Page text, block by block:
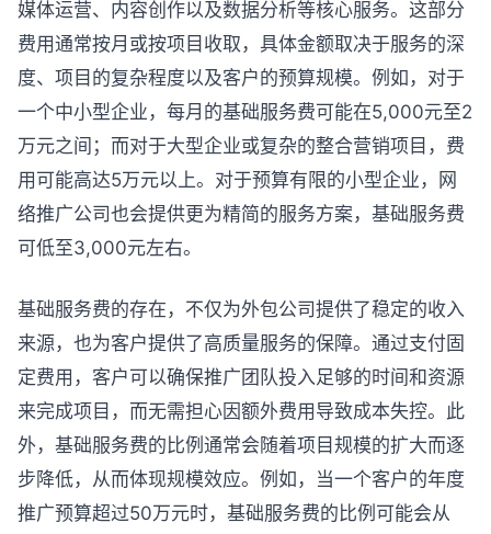
媒体运营、内容创作以及数据分析等核心服务。这部分
费用通常按月或按项目收取，具体金额取决于服务的深
度、项目的复杂程度以及客户的预算规模。例如，对于
一个中小型企业，每月的基础服务费可能在5,000元至2
万元之间；而对于大型企业或复杂的整合营销项目，费
用可能高达5万元以上。对于预算有限的小型企业，网
络推广公司也会提供更为精简的服务方案，基础服务费
可低至3,000元左右。
基础服务费的存在，不仅为外包公司提供了稳定的收入
来源，也为客户提供了高质量服务的保障。通过支付固
定费用，客户可以确保推广团队投入足够的时间和资源
来完成项目，而无需担心因额外费用导致成本失控。此
外，基础服务费的比例通常会随着项目规模的扩大而逐
步降低，从而体现规模效应。例如，当一个客户的年度
推广预算超过50万元时，基础服务费的比例可能会从